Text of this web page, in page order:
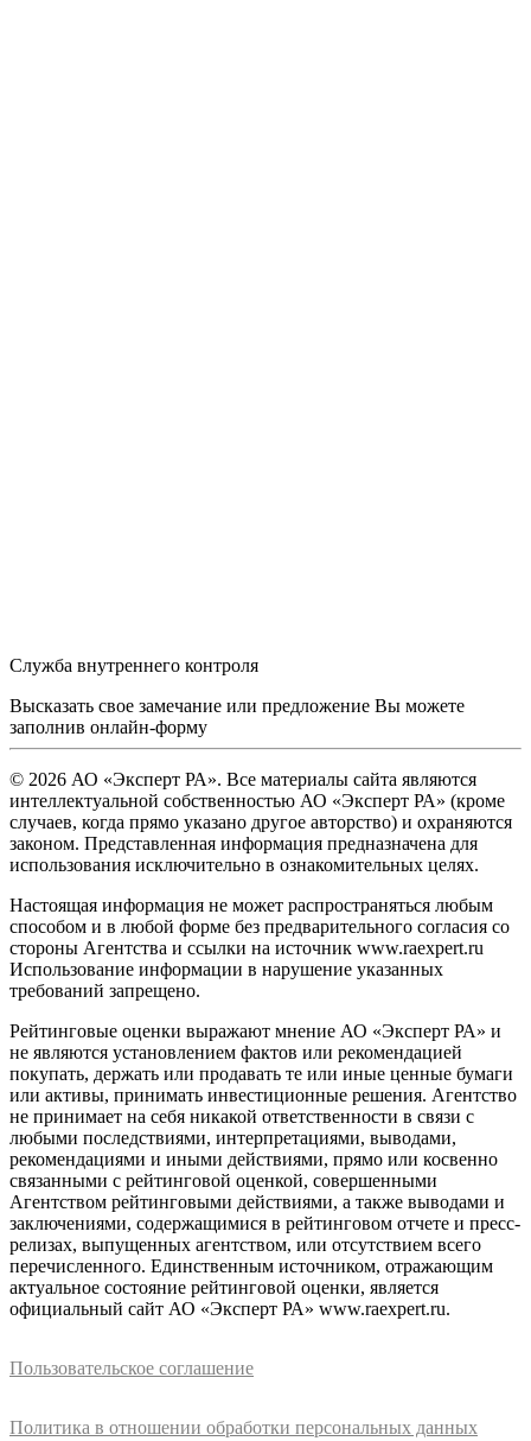
Служба внутреннего контроля
Высказать свое замечание или предложение Вы можете
заполнив онлайн-форму
© 2026 АО «Эксперт РА». Все материалы сайта являются
интеллектуальной собственностью АО «Эксперт РА» (кроме
случаев, когда прямо указано другое авторство) и охраняются
законом. Представленная информация предназначена для
использования исключительно в ознакомительных целях.
Настоящая информация не может распространяться любым
способом и в любой форме без предварительного согласия со
стороны Агентства и ссылки на источник www.raexpert.ru
Использование информации в нарушение указанных
требований запрещено.
Рейтинговые оценки выражают мнение АО «Эксперт РА» и
не являются установлением фактов или рекомендацией
покупать, держать или продавать те или иные ценные бумаги
или активы, принимать инвестиционные решения. Агентство
не принимает на себя никакой ответственности в связи с
любыми последствиями, интерпретациями, выводами,
рекомендациями и иными действиями, прямо или косвенно
связанными с рейтинговой оценкой, совершенными
Агентством рейтинговыми действиями, а также выводами и
заключениями, содержащимися в рейтинговом отчете и пресс-
релизах, выпущенных агентством, или отсутствием всего
перечисленного. Единственным источником, отражающим
актуальное состояние рейтинговой оценки, является
официальный сайт АО «Эксперт РА» www.raexpert.ru.
Пользовательское соглашение
Политика в отношении обработки персональных данных